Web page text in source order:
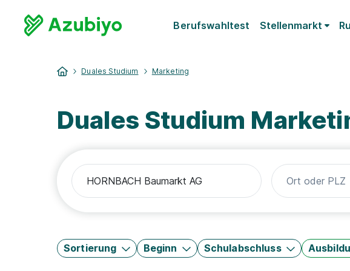
Berufswahltest Stellenmarkt
Duales Studium Marketing
Duales Studium
Sortierung Beginn Schulabschluss